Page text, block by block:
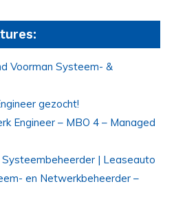
Voorman Systeem- &
gezocht!
Engineer – MBO 4 – Managed
Systeembeheerder | Leaseauto
en Netwerkbeheerder –